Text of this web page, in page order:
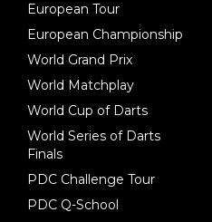
European Tour
European Championship
World Grand Prix
World Matchplay
World Cup of Darts
World Series of Darts
Finals
PDC Challenge Tour
PDC Q-School